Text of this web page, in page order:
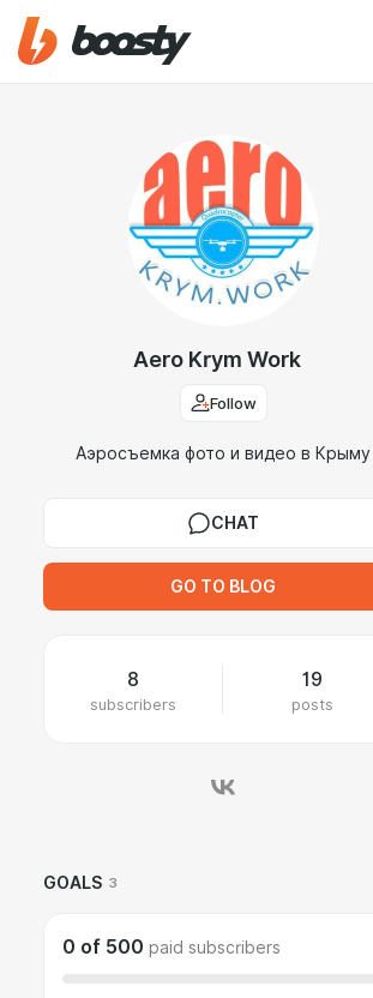
Aero Krym Work
Follow
Аэросъемка фото и видео в Крыму
CHAT
GO TO BLOG
8
subscribers
19
posts
GOALS 3
0 of 500 paid subscribers